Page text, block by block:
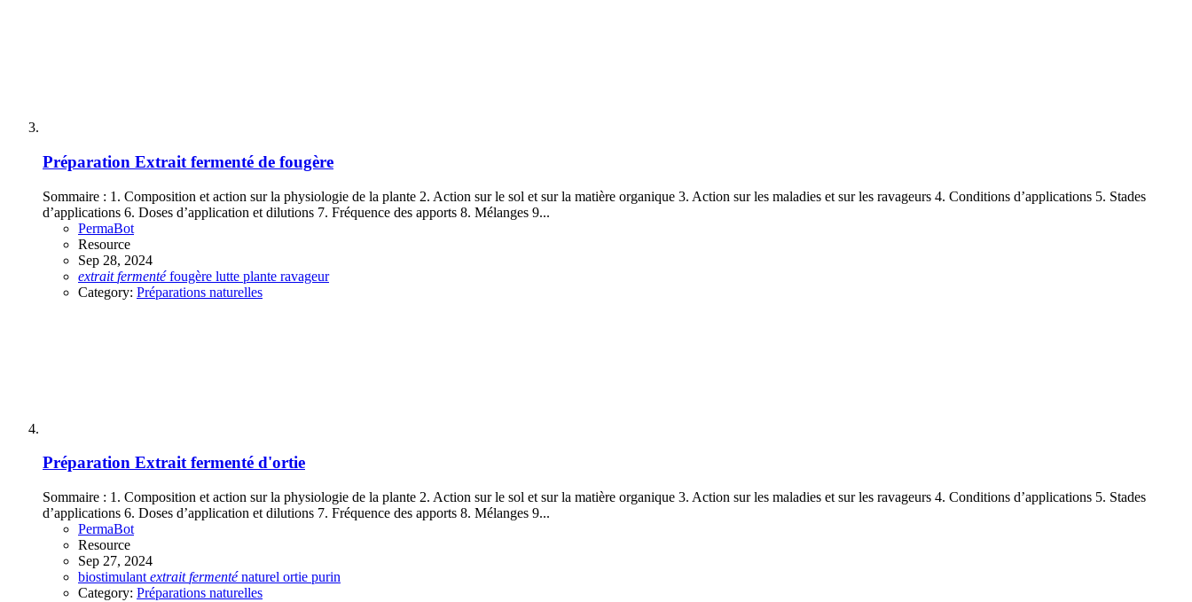
Préparation Extrait fermenté de fougère
Sommaire : 1. Composition et action sur la physiologie de la plante 2. Action sur le sol et sur la matière organique 3. Action sur les maladies et sur les ravageurs 4. Conditions d’applications 5. Stades
d’applications 6. Doses d’application et dilutions 7. Fréquence des apports 8. Mélanges 9...
PermaBot
Resource
Sep 28, 2024
extrait fermenté fougère lutte plante ravageur
Category: Préparations naturelles
Préparation Extrait fermenté d'ortie
Sommaire : 1. Composition et action sur la physiologie de la plante 2. Action sur le sol et sur la matière organique 3. Action sur les maladies et sur les ravageurs 4. Conditions d’applications 5. Stades
d’applications 6. Doses d’application et dilutions 7. Fréquence des apports 8. Mélanges 9...
PermaBot
Resource
Sep 27, 2024
biostimulant extrait fermenté naturel ortie purin
Category: Préparations naturelles